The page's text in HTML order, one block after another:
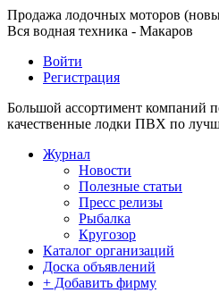
Продажа лодочных моторов
Вся водная техника - Макаров
Войти
Регистрация
Большой ассортимент компаний
качественные лодки ПВХ по
Журнал
Новости
Полезные статьи
Пресс релизы
Рыбалка
Кругозор
Каталог организаций
Доска объявлений
+ Добавить фирму